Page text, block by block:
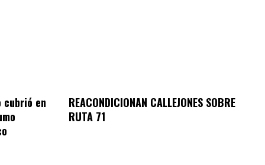
cubrió en
REACONDICIONAN CALLEJONES SOBRE
RUTA 71